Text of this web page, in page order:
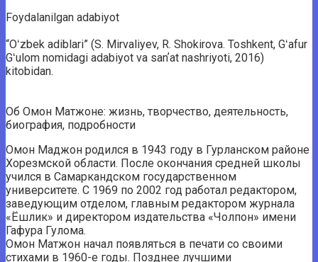
Foydalanilgan adabiyot
“Oʻzbek adiblari” (S. Mirvaliyev, R. Shokirova. Toshkent, Gʻafur
Gʻulom nomidagi adabiyot va sanʼat nashriyoti, 2016)
kitobidan.
Об Омон Матжоне: жизнь, творчество, деятельность,
биография, подробности
Омон Маджон родился в 1943 году в Гурланском районе
Хорезмской области. После окончания средней школы
учился в Самаркандском государственном
университете. С 1969 по 2002 год работал редактором,
заведующим отделом, главным редактором журнала
«Ёшлик» и директором издательства «Чолпон» имени
Гафура Гулома.
Омон Матжон начал появляться в печати со своими
стихами в 1960-е годы. Позднее лучшими